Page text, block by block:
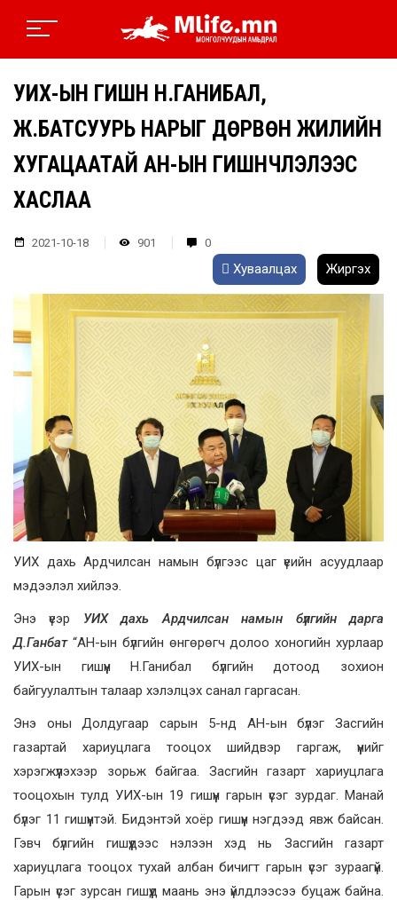
УИХ-ЫН ГИШҮҮН Н.ГАНИБАЛ,
Ж.БАТСУУРЬ НАРЫГ ДӨРВӨН ЖИЛИЙН
ХУГАЦААТАЙ АН-ЫН ГИШҮҮНЧЛЭЛЭЭС
ХАСЛАА
2021-10-18 901 0
Хуваалцах Жиргэх
УИХ дахь Ардчилсан намын бүлгээс цаг үеийн асуудлаар
мэдээлэл хийлээ.
Энэ үеэр УИХ дахь Ардчилсан намын бүлгийн дарга
Д.Ганбат“АН-ын бүлгийн өнгөрөгч долоо хоногийн хурлаар
УИХ-ын гишүүн Н.Ганибал бүлгийн дотоод зохион
байгуулалтын талаар хэлэлцэх санал гаргасан.
Энэ оны Долдугаар сарын 5-нд АН-ын бүлэг Засгийн
газартай хариуцлага тооцох шийдвэр гаргаж, үүнийг
хэрэгжүүлэхээр зорьж байгаа. Засгийн газарт хариуцлага
тооцохын тулд УИХ-ын 19 гишүүн гарын үсэг зурдаг. Манай
бүлэг 11 гишүүнтэй. Бидэнтэй хоёр гишүүн нэгдээд явж байсан.
Гэвч бүлгийн гишүүдээс нэлээн хэд нь Засгийн газарт
хариуцлага тооцох тухай албан бичигт гарын үсэг зураагүй.
Гарын үсэг зурсан гишүүд маань энэ үйлдлээсээ буцаж байна.